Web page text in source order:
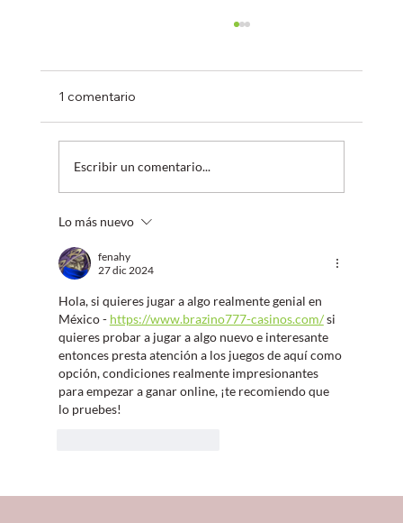
Plataforma Digital de Fletes de Magaya
1 comentario
Escribir un comentario...
Lo más nuevo
fenahy
27 dic 2024
Hola, si quieres jugar a algo realmente genial en
México - https://www.brazino777-casinos.com/ si
quieres probar a jugar a algo nuevo e interesante
entonces presta atención a los juegos de aquí como
opción, condiciones realmente impresionantes
para empezar a ganar online, ¡te recomiendo que
lo pruebes!